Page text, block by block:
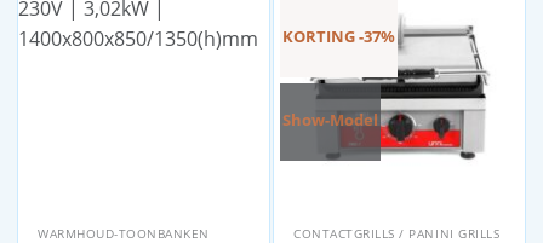
WARMHOUD-TOONBANKEN
KORTING -37%
Show-Model
CONTACTGRILLS / PANINI GRILLS